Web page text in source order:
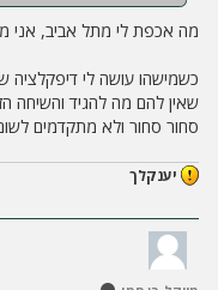
מה אכפת לי מתל אביב, אני
כשמישהו עושה לי דיפקלציה
שאין להם מה להגיד והשיחה
סחור סחור ולא מתקדמים
יענקלך